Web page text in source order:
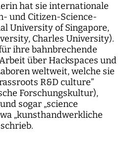
hat sie internationale
und Citizen-Science-
University of Singapore,
Charles University).
ihre bahnbrechende
über Hackspaces und
weltweit, welche sie
R&D culture”
Forschungskultur),
sogar „science
„kunsthandwerkliche